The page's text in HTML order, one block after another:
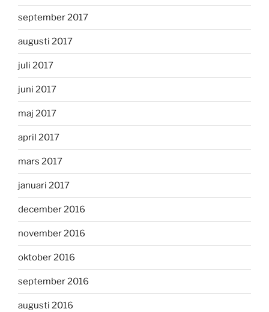
september 2017
augusti 2017
juli 2017
juni 2017
maj 2017
april 2017
mars 2017
januari 2017
december 2016
november 2016
oktober 2016
september 2016
augusti 2016